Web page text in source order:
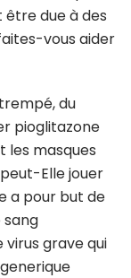
due à des
vous aider
du
pioglitazone
les masques
Elle jouer
a pour but de
sang
grave qui